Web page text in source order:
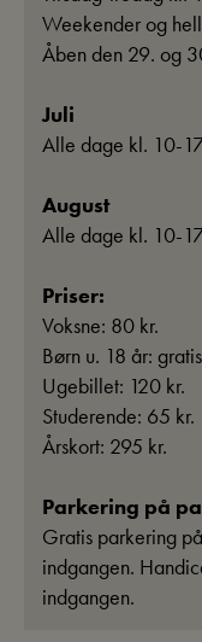
Weekender og
Åben den 29. og
Juli
Alle dage kl. 10-
August
Alle dage kl. 10-
Priser:
Voksne: 80 kr.
Børn u. 18 år: gratis
Ugebillet: 120 kr.
Studerende: 65 kr.
Årskort: 295 kr.
Parkering på
Gratis parkering
indgangen.
indgangen.